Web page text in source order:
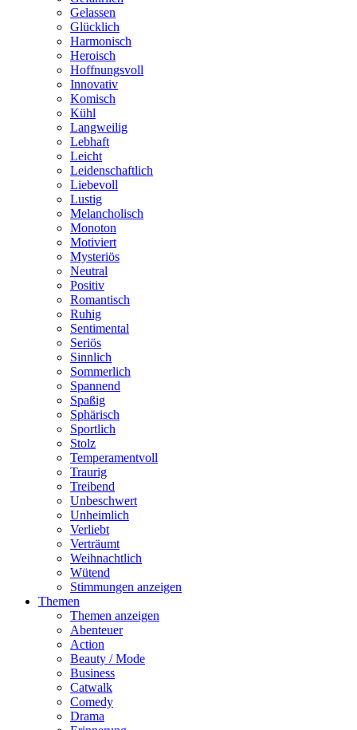
Gelassen
Glücklich
Harmonisch
Heroisch
Hoffnungsvoll
Innovativ
Komisch
Kühl
Langweilig
Lebhaft
Leicht
Leidenschaftlich
Liebevoll
Lustig
Melancholisch
Monoton
Motiviert
Mysteriös
Neutral
Positiv
Romantisch
Ruhig
Sentimental
Seriös
Sinnlich
Sommerlich
Spannend
Spaßig
Sphärisch
Sportlich
Stolz
Temperamentvoll
Traurig
Treibend
Unbeschwert
Unheimlich
Verliebt
Verträumt
Weihnachtlich
Wütend
Stimmungen anzeigen
Themen
Themen anzeigen
Abenteuer
Action
Beauty / Mode
Business
Catwalk
Comedy
Drama